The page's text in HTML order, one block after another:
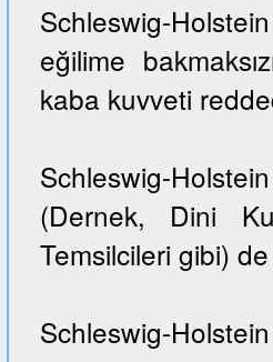
Schleswig-
eğilime
kaba kuvveti
Schleswig-
(Dernek, Dini
Temsilcileri gibi)
Schleswig-